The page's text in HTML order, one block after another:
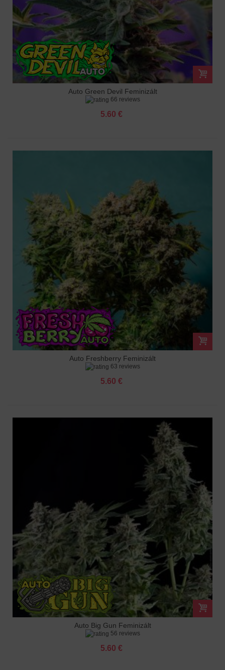
Auto Green Devil Feminizált
66 reviews
5.60 €
Auto Freshberry Feminizált
63 reviews
5.60 €
Auto Big Gun Feminizált
56 reviews
5.60 €